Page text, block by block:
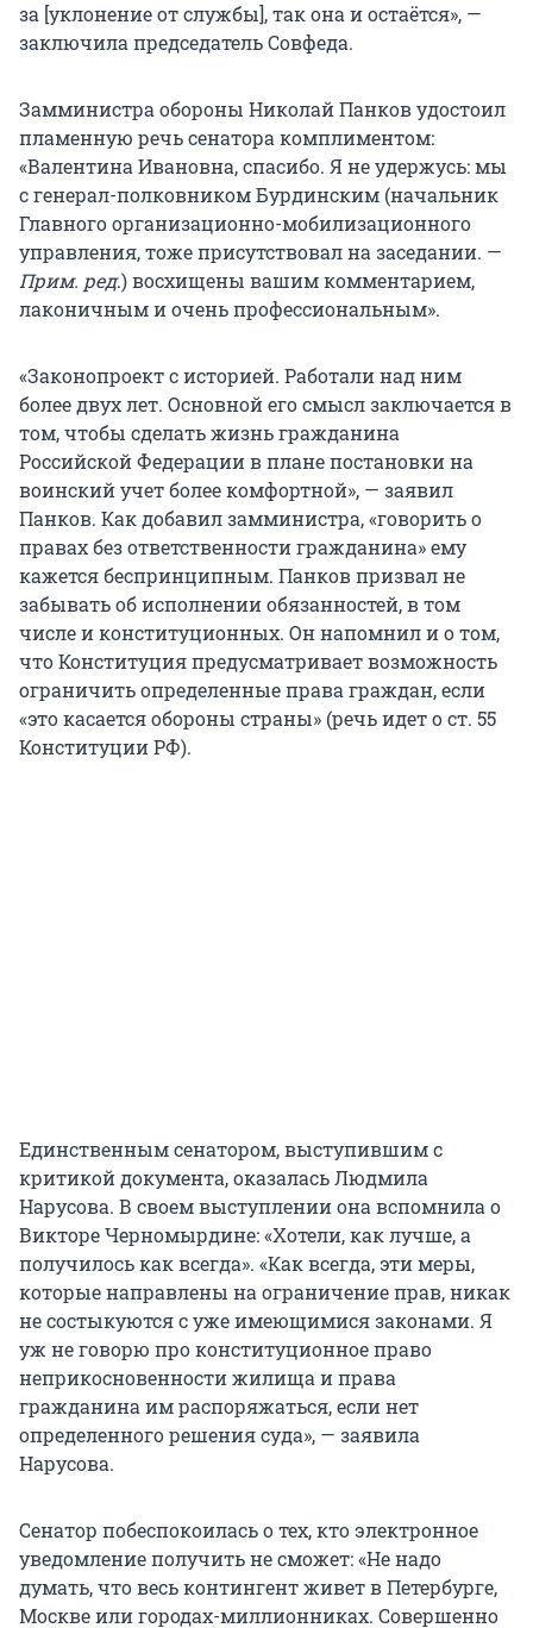
за [уклонение от службы], так она и остаётся», —
заключила председатель Совфеда.
Замминистра обороны Николай Панков удостоил
пламенную речь сенатора комплиментом:
«Валентина Ивановна, спасибо. Я не удержусь: мы
с генерал-полковником Бурдинским (начальник
Главного организационно-мобилизационного
управления, тоже присутствовал на заседании. —
Прим. ред.) восхищены вашим комментарием,
лаконичным и очень профессиональным».
«Законопроект с историей. Работали над ним
более двух лет. Основной его смысл заключается в
том, чтобы сделать жизнь гражданина
Российской Федерации в плане постановки на
воинский учет более комфортной», — заявил
Панков. Как добавил замминистра, «говорить о
правах без ответственности гражданина» ему
кажется беспринципным. Панков призвал не
забывать об исполнении обязанностей, в том
числе и конституционных. Он напомнил и о том,
что Конституция предусматривает возможность
ограничить определенные права граждан, если
«это касается обороны страны» (речь идет о ст. 55
Конституции РФ).
Единственным сенатором, выступившим с
критикой документа, оказалась Людмила
Нарусова. В своем выступлении она вспомнила о
Викторе Черномырдине: «Хотели, как лучше, а
получилось как всегда». «Как всегда, эти меры,
которые направлены на ограничение прав, никак
не состыкуются с уже имеющимися законами. Я
уж не говорю про конституционное право
неприкосновенности жилища и права
гражданина им распоряжаться, если нет
определенного решения суда», — заявила
Нарусова.
Сенатор побеспокоилась о тех, кто электронное
уведомление получить не сможет: «Не надо
думать, что весь контингент живет в Петербурге,
Москве или городах-миллионниках. Совершенно